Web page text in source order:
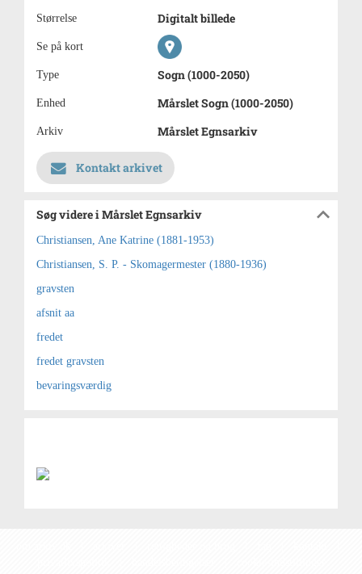
Størrelse Digitalt billede
Se på kort
Type Sogn (1000-2050)
Enhed Mårslet Sogn (1000-2050)
Arkiv Mårslet Egnsarkiv
Kontakt arkivet
Søg videre i Mårslet Egnsarkiv
Christiansen, Ane Katrine (1881-1953)
Christiansen, S. P. - Skomagermester (1880-1936)
gravsten
afsnit aa
fredet
fredet gravsten
bevaringsværdig